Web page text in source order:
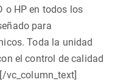
o HP en todos los
para
Toda la unidad
el control de calidad
vc_column_text]